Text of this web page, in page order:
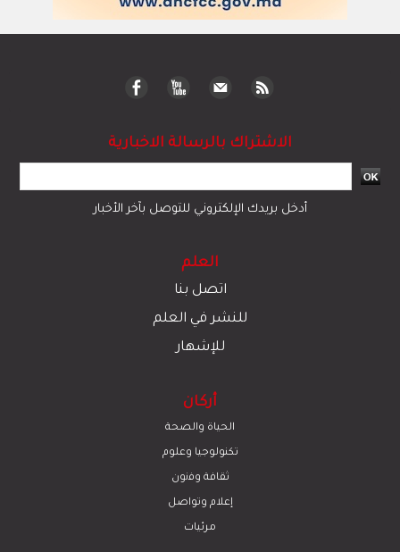
الاشتراك بالرسالة الاخبارية
أدخل بريدك الإلكتروني للتوصل بآخر الأخبار
العلم
اتصل بنا
للنشر في العلم
للإشهار
أركان
الحياة والصحة
تكنولوجيا وعلوم
ﺛﻘﺎﻓﺔ وﻓﻧون
إعلام وتواصل
مرئيات